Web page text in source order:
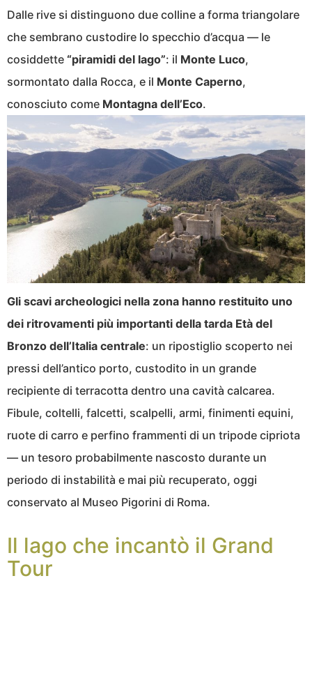
Dalle rive si distinguono due colline a forma triangolare
che sembrano custodire lo specchio d’acqua — le
cosiddette “piramidi del lago”: il Monte Luco,
sormontato dalla Rocca, e il Monte Caperno,
conosciuto come Montagna dell’Eco.
Gli scavi archeologici nella zona hanno restituito uno
dei ritrovamenti più importanti della tarda Età del
Bronzo dell’Italia centrale: un ripostiglio scoperto nei
pressi dell’antico porto, custodito in un grande
recipiente di terracotta dentro una cavità calcarea.
Fibule, coltelli, falcetti, scalpelli, armi, finimenti equini,
ruote di carro e perfino frammenti di un tripode cipriota
— un tesoro probabilmente nascosto durante un
periodo di instabilità e mai più recuperato, oggi
conservato al Museo Pigorini di Roma.
Il lago che incantò il Grand
Tour